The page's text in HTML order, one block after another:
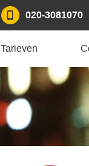
020-3081070
Tarieven